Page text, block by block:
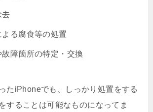
去
る腐食等の処置
障箇所の特定・交換
たiPhoneでも、しっかり処置をする
することは可能なものになってま